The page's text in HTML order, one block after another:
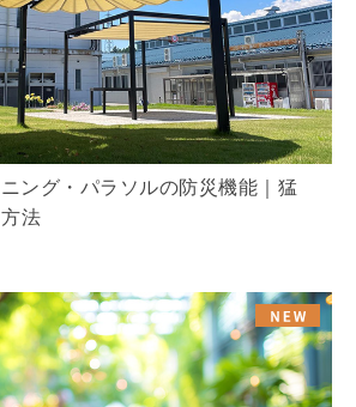
ニング・パラソルの防災機能｜猛
法